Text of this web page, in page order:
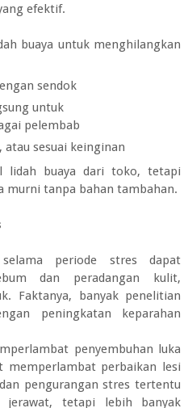
efektif.
buaya untuk menghilangkan
sendok
untuk
pelembab
atau sesuai keinginan
lidah buaya dari toko, tetapi
murni tanpa bahan tambahan.
periode stres dapat
dan peradangan kulit,
Faktanya, banyak penelitian
peningkatan keparahan
penyembuhan luka
memperlambat perbaikan lesi
pengurangan stres tertentu
jerawat, tetapi lebih banyak